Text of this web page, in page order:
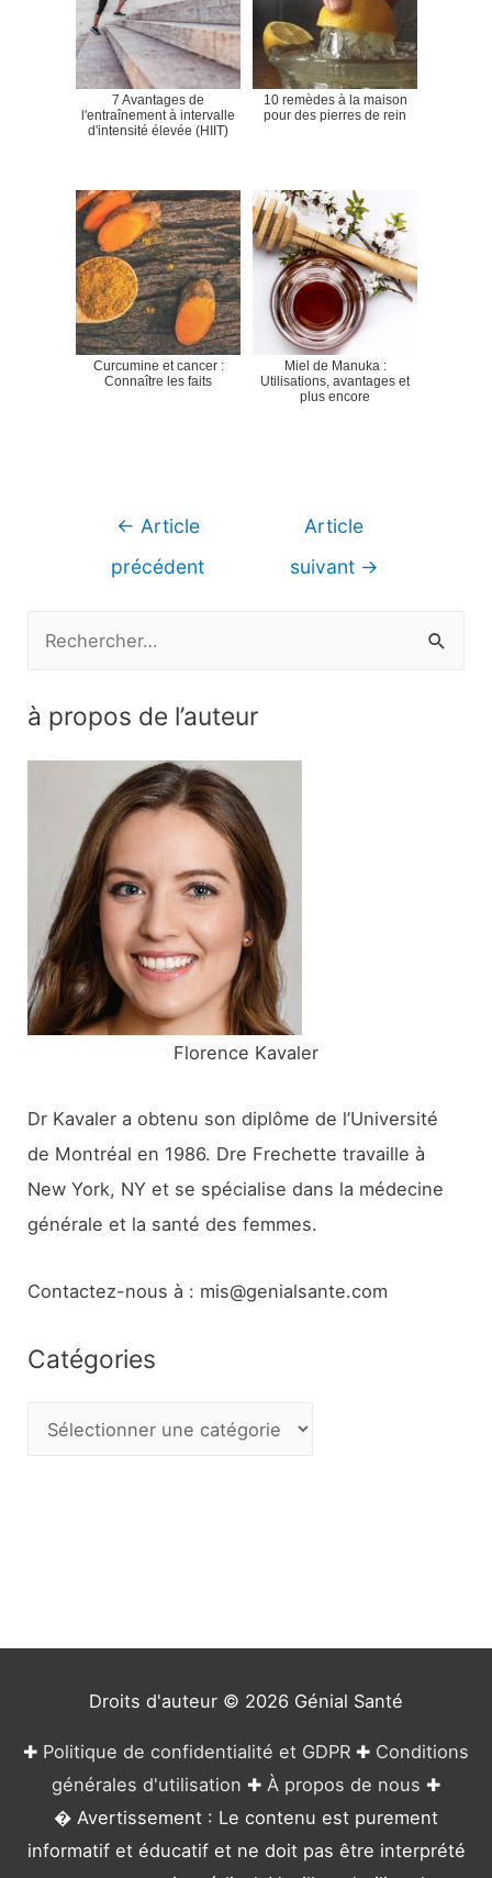
7 Avantages de
l'entraînement à intervalle
d'intensité élevée (HIIT)
10 remèdes à la maison
pour des pierres de rein
Curcumine et cancer :
Connaître les faits
Miel de Manuka :
Utilisations, avantages et
plus encore
Navigation
← Article
précédent
Article
suivant →
h
:
à propos de l’auteur
Florence Kavaler
Dr Kavaler a obtenu son diplôme de l’Université
de Montréal en 1986. Dre Frechette travaille à
New York, NY et se spécialise dans la médecine
générale et la santé des femmes.
Contactez-nous à : mis@genialsante.com
Catégories
Droits d'auteur © 2026 Génial Santé
✚ Politique de confidentialité et GDPR ✚ Conditions
générales d'utilisation ✚ À propos de nous ✚
� Avertissement : Le contenu est purement
informatif et éducatif et ne doit pas être interprété